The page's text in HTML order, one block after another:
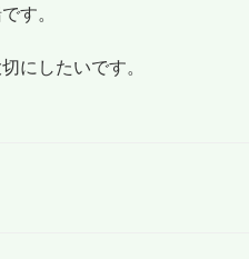
す。
にしたいです。